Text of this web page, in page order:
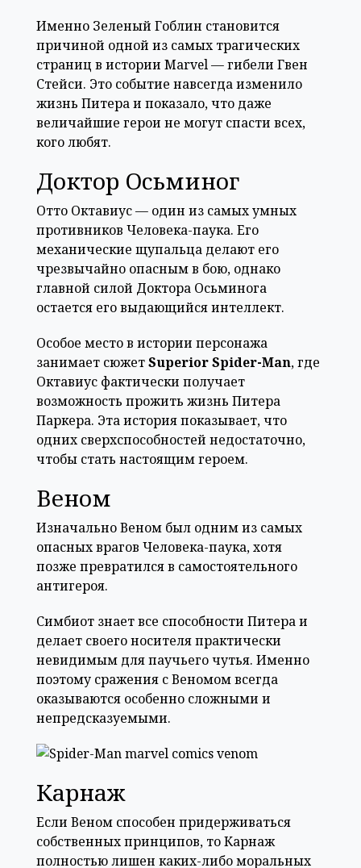
Именно Зеленый Гоблин становится
причиной одной из самых трагических
страниц в истории Marvel — гибели Гвен
Стейси. Это событие навсегда изменило
жизнь Питера и показало, что даже
величайшие герои не могут спасти всех,
кого любят.
Доктор Осьминог
Отто Октавиус — один из самых умных
противников Человека-паука. Его
механические щупальца делают его
чрезвычайно опасным в бою, однако
главной силой Доктора Осьминога
остается его выдающийся интеллект.
Особое место в истории персонажа
занимает сюжетSuperior Spider-Man, где
Октавиус фактически получает
возможность прожить жизнь Питера
Паркера. Эта история показывает, что
одних сверхспособностей недостаточно,
чтобы стать настоящим героем.
Веном
Изначально Веном был одним из самых
опасных врагов Человека-паука, хотя
позже превратился в самостоятельного
антигероя.
Симбиот знает все способности Питера и
делает своего носителя практически
невидимым для паучьего чутья. Именно
поэтому сражения с Веномом всегда
оказываются особенно сложными и
непредсказуемыми.
Карнаж
Если Веном способен придерживаться
собственных принципов, то Карнаж
полностью лишен каких-либо моральных